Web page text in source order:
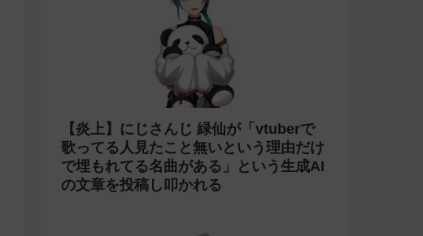
【炎上】にじさんじ 緑仙が「vtuberで
歌ってる人見たこと無いという理由だけ
で埋もれてる名曲がある」という生成AI
の文章を投稿し叩かれる